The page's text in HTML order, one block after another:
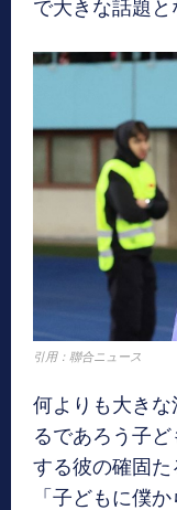
で大きな話題と
引用：聯合ニュース
何よりも大き
るであろう子
する彼の確固
「子どもに僕